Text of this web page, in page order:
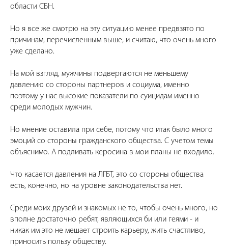
области СБН.
Но я все же смотрю на эту ситуацию менее предвзято по
причинам, перечисленным выше, и считаю, что очень много
уже сделано.
На мой взгляд, мужчины подвергаются не меньшему
давлению со стороны партнеров и социума, именно
поэтому у нас высокие показатели по суицидам именно
среди молодых мужчин.
Но мнение оставила при себе, потому что итак было много
эмоций со стороны гражданского общества. С учетом темы
объяснимо. А подливать керосина в мои планы не входило.
Что касается давления на ЛГБТ, это со стороны общества
есть, конечно, но на уровне законодательства нет.
Среди моих друзей и знакомых не то, чтобы очень много, но
вполне достаточно ребят, являющихся би или геями - и
никак им это не мешает строить карьеру, жить счастливо,
приносить пользу обществу.